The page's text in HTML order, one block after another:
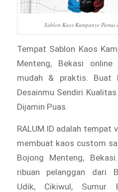
Sablon Kaos Kampanye Partai
Tempat Sablon Kaos
Menteng, Bekasi
mudah & praktis. Buat
Desainmu Sendiri
Dijamin Puas.
RALUM.ID adalah tempat
membuat kaos custom
Bojong Menteng,
ribuan pelanggan dari
Udik, Cikiwul, Sumur